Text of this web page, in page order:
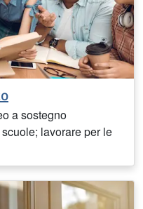
a sostegno
lavorare per le